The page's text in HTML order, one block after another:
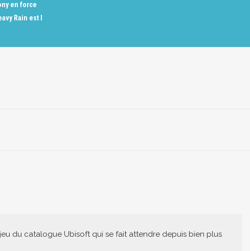
en force
Rain est l
du catalogue Ubisoft qui se fait attendre depuis bien plus